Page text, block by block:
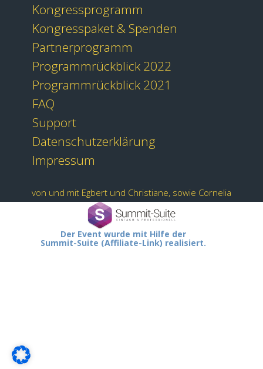
Kongressprogramm
Kongresspaket & Spenden
Partnerprogramm
Programmrückblick 2022
Programmrückblick 2021
FAQ
Support
Datenschutzerklärung
Impressum
von und mit Egbert und Christiane, sowie Cornelia
Der Event wurde mit Hilfe der
Summit-Suite (Affiliate-Link) realisiert.